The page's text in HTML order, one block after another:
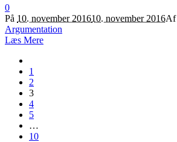
0
På 10. november 201610. november 2016Af
Argumentation
Læs Mere
1
2
3
4
5
…
10